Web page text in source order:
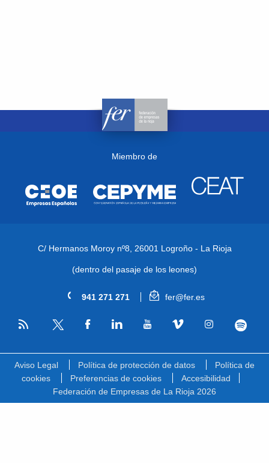
Miembro de
C/ Hermanos Moroy nº8, 26001 Logroño - La Rioja
(dentro del pasaje de los leones)
941 271 271 fer@fer.es
RSS
Aviso Legal Política de protección de datos
Política de
cookies
Preferencias de cookies
Accesibilidad
Federación de Empresas de La Rioja 2026